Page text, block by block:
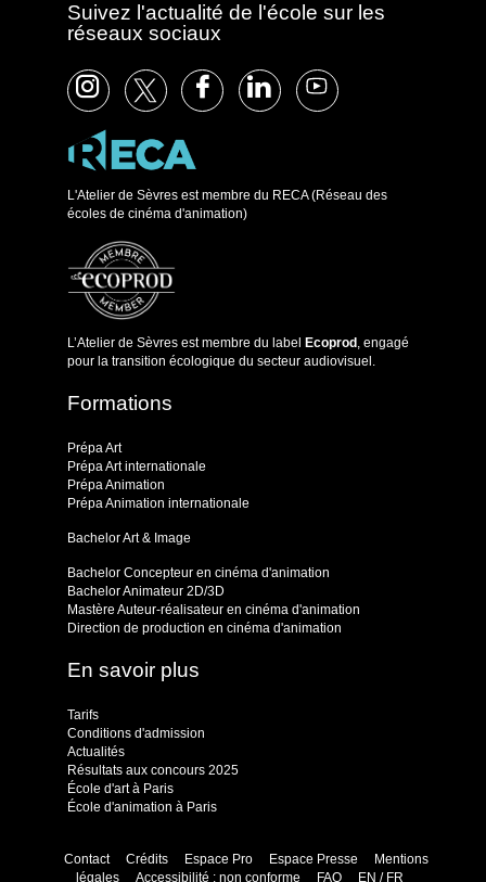
Suivez l'actualité de l'école sur les
réseaux sociaux
L'Atelier de Sèvres est membre du RECA (Réseau des
écoles de cinéma d'animation)
L’Atelier de Sèvres est membre du label Ecoprod , engagé
pour la transition écologique du secteur audiovisuel.
Formations
Prépa Art
Prépa Art internationale
Prépa Animation
Prépa Animation internationale
Bachelor Art & Image
Bachelor Concepteur en cinéma d'animation
Bachelor Animateur 2D/3D
Mastère Auteur-réalisateur en cinéma d'animation
Direction de production en cinéma d'animation
En savoir plus
Tarifs
Conditions d'admission
Actualités
Résultats aux concours 2025
École d'art à Paris
École d'animation à Paris
Contact Crédits Espace Pro Espace Presse
Mentions
légales
Accessibilité : non conforme FAQ EN / FR